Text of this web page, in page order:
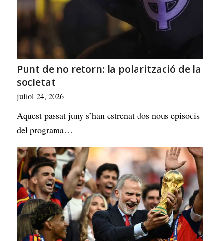
Punt de no retorn: la polarització de la
societat
juliol 24, 2026
Aquest passat juny s’han estrenat dos nous episodis
del programa…